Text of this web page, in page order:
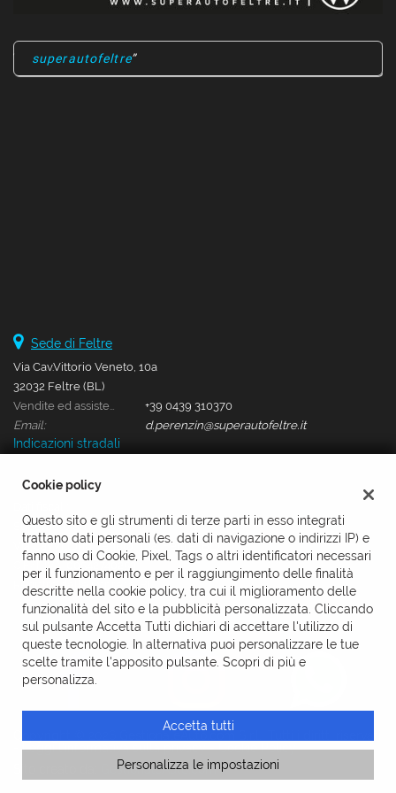
superautofeltre
Sede di Feltre
Via Cav.Vittorio Veneto, 10a
32032 Feltre (BL)
+39 0439 310370
Email:
d.perenzin@superautofeltre.it
Indicazioni stradali
Superauto Srl
Via Cav.Vittorio Veneto, 10a, Feltre (BL)
C.F/P.IVA:00542740253
Registro delle imprese: BL
Leggi l'informativa sulla privacy-Cookie Policy
GestionaleAuto.com
Cookie policy
Questo sito e gli strumenti di terze parti in esso integrati
trattano dati personali (es. dati di navigazione o indirizzi IP) e
fanno uso di Cookie, Pixel, Tags o altri identificatori necessari
per il funzionamento e per il raggiungimento delle finalità
descritte nella cookie policy, tra cui il miglioramento delle
funzionalità del sito e la pubblicità personalizzata. Cliccando
sul pulsante Accetta Tutti dichiari di accettare l'utilizzo di
queste tecnologie. In alternativa puoi personalizzare le tue
scelte tramite l'apposito pulsante. Scopri di più e
personalizza.
Accetta tutti
Personalizza le impostazioni